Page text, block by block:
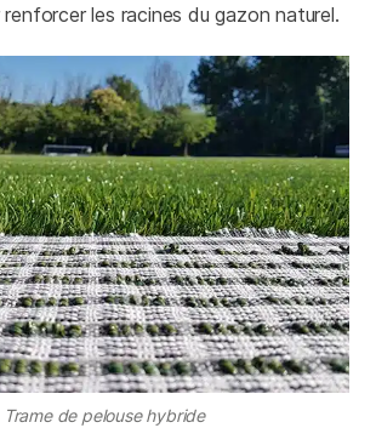
les racines du gazon naturel.
Trame de pelouse hybride